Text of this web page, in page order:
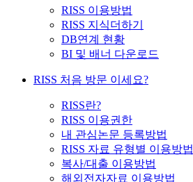
RISS 이용방법
RISS 지식더하기
DB연계 현황
BI 및 배너 다운로드
RISS 처음 방문 이세요?
RISS란?
RISS 이용권한
내 관심논문 등록방법
RISS 자료 유형별 이용방법
복사/대출 이용방법
해외전자자료 이용방법